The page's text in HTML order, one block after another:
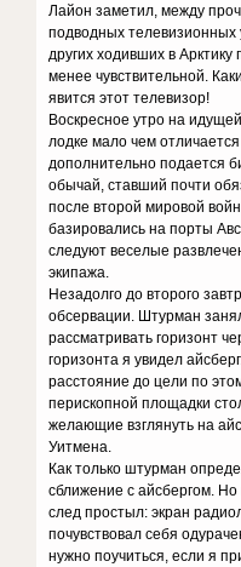
Лайон заметил, между
подводных телевизионных
других ходивших в
менее чувствительной.
явится этот телевизор!
Воскресное утро на
лодке мало чем
дополнительно подается
обычай, ставший почти
после второй мировой
базировались на порты
следуют веселые
экипажа.
Незадолго до второго
обсервации. Штурман
рассматривать горизонт
горизонта я увидел
расстояние до цели по
перископной площадки
желающие взглянуть на
Уитмена.
Как только штурман
сближение с айсбергом. Но
след простыл: экран
почувствовал себя
нужно поучиться, если я